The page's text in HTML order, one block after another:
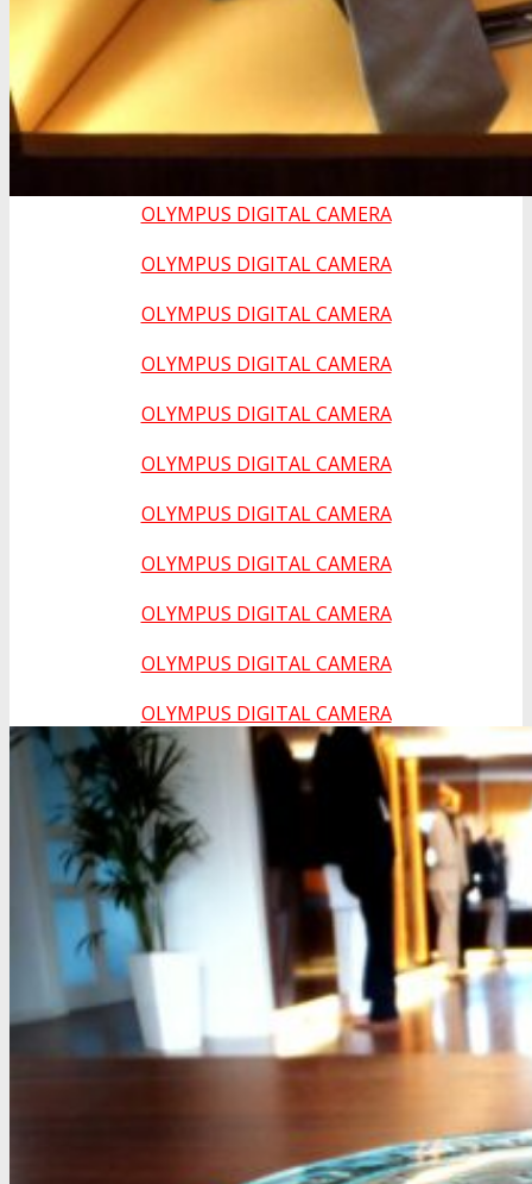
OLYMPUS DIGITAL CAMERA
OLYMPUS DIGITAL CAMERA
OLYMPUS DIGITAL CAMERA
OLYMPUS DIGITAL CAMERA
OLYMPUS DIGITAL CAMERA
OLYMPUS DIGITAL CAMERA
OLYMPUS DIGITAL CAMERA
OLYMPUS DIGITAL CAMERA
OLYMPUS DIGITAL CAMERA
OLYMPUS DIGITAL CAMERA
OLYMPUS DIGITAL CAMERA